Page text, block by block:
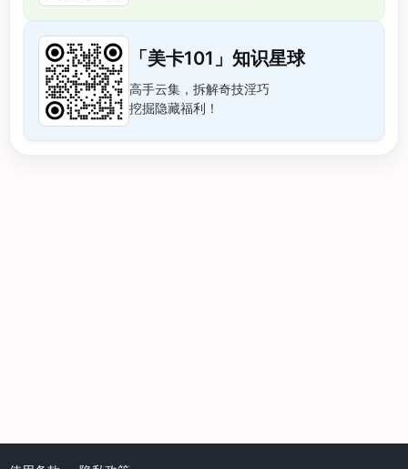
「美卡101」知识星球
高手云集，拆解奇技淫巧
挖掘隐藏福利！